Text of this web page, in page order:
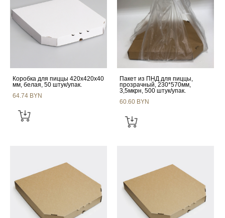
Коробка для пиццы 420x420x40
мм, белая, 50 штук/упак.
64.74 BYN
Пакет из ПНД для пиццы,
прозрачный, 230*570мм,
3,5мкрн, 500 штук/упак.
60.60 BYN